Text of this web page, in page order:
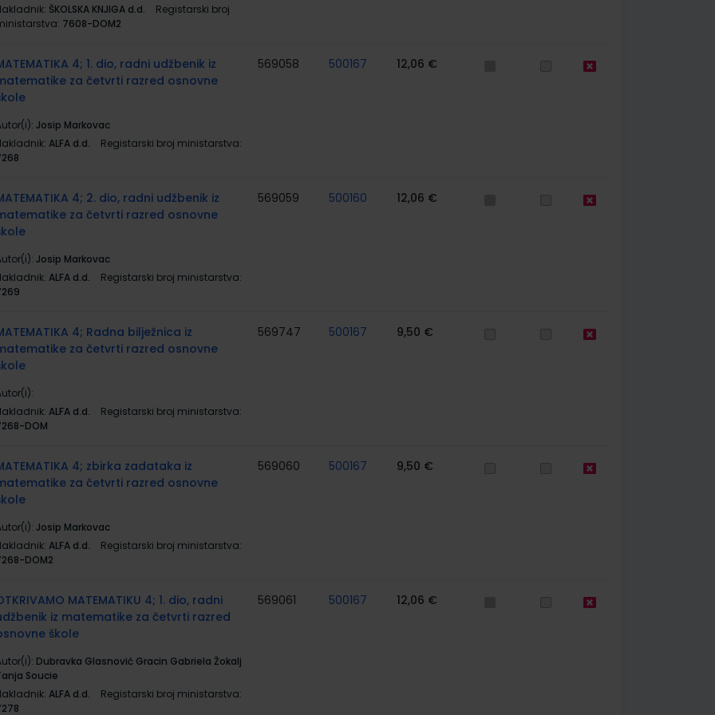
ŠKOLSKA KNJIGA d.d.
Registarski broj
7608-DOM2
4; 1. dio, radni udžbenik iz
za četvrti razred osnovne
Josip Markovac
ALFA d.d.
Registarski broj ministarstva:
569058 500167 12,06 €
4; 2. dio, radni udžbenik iz
za četvrti razred osnovne
Josip Markovac
ALFA d.d.
Registarski broj ministarstva:
569059 500160 12,06 €
4; Radna bilježnica iz
za četvrti razred osnovne
ALFA d.d.
Registarski broj ministarstva:
DOM
569747 500167 9,50 €
4; zbirka zadataka iz
za četvrti razred osnovne
Josip Markovac
ALFA d.d.
Registarski broj ministarstva:
DOM2
569060 500167 9,50 €
MATEMATIKU 4; 1. dio, radni
iz matematike za četvrti razred
škole
Dubravka Glasnović Gracin Gabriela Žokalj
Soucie
ALFA d.d.
Registarski broj ministarstva:
569061 500167 12,06 €